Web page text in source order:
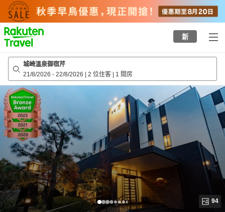
to
top
page
新
城崎溫泉御宿芹
21/8/2026 - 22/8/2026 | 2 位住客 | 1 間房
94